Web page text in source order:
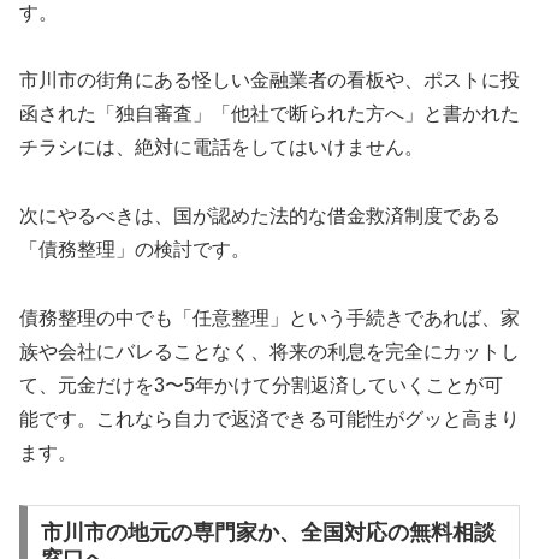
す。
市川市の街角にある怪しい金融業者の看板や、ポストに投
函された「独自審査」「他社で断られた方へ」と書かれた
チラシには、絶対に電話をしてはいけません。
次にやるべきは、国が認めた法的な借金救済制度である
「債務整理」の検討です。
債務整理の中でも「任意整理」という手続きであれば、家
族や会社にバレることなく、将来の利息を完全にカットし
て、元金だけを3〜5年かけて分割返済していくことが可
能です。これなら自力で返済できる可能性がグッと高まり
ます。
市川市の地元の専門家か、全国対応の無料相談